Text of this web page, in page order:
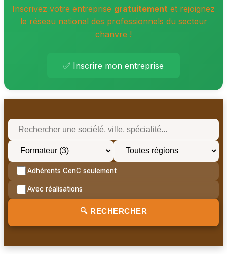
Inscrivez votre entreprise gratuitement et rejoignez
le réseau national des professionnels du secteur
chanvre !
✅ Inscrire mon entreprise
Adhérents CenC seulement
Avec réalisations
🔍 RECHERCHER